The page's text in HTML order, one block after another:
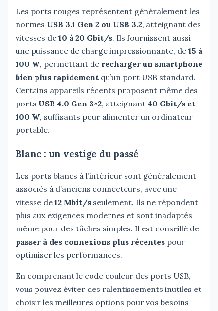
Les ports rouges représentent généralement les
normes USB 3.1 Gen 2 ou USB 3.2, atteignant des
vitesses de 10 à 20 Gbit/s. Ils fournissent aussi
une puissance de charge impressionnante, de 15 à
100 W, permettant de recharger un smartphone
bien plus rapidement qu’un port USB standard.
Certains appareils récents proposent même des
ports USB 4.0 Gen 3×2, atteignant 40 Gbit/s et
100 W, suffisants pour alimenter un ordinateur
portable.
Blanc : un vestige du passé
Les ports blancs à l’intérieur sont généralement
associés à d’anciens connecteurs, avec une
vitesse de 12 Mbit/s seulement. Ils ne répondent
plus aux exigences modernes et sont inadaptés
même pour des tâches simples. Il est conseillé de
passer à des connexions plus récentes pour
optimiser les performances.
En comprenant le code couleur des ports USB,
vous pouvez éviter des ralentissements inutiles et
choisir les meilleures options pour vos besoins